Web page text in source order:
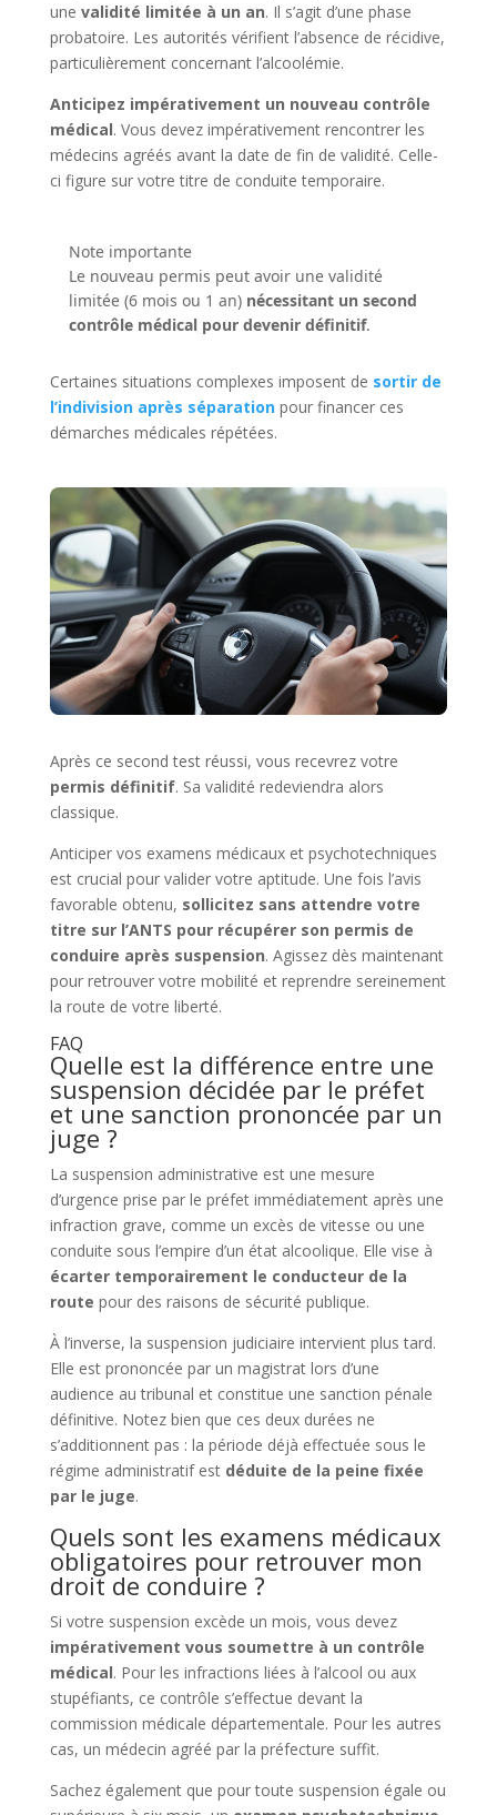
une validité limitée à un an. Il s’agit d’une phase
probatoire. Les autorités vérifient l’absence de récidive,
particulièrement concernant l’alcoolémie.
Anticipez impérativement un nouveau contrôle
médical. Vous devez impérativement rencontrer les
médecins agréés avant la date de fin de validité. Celle-
ci figure sur votre titre de conduite temporaire.
Note importante
Le nouveau permis peut avoir une validité
limitée (6 mois ou 1 an) nécessitant un second
contrôle médical pour devenir définitif.
Certaines situations complexes imposent de sortir de
l’indivision après séparationpour financer ces
démarches médicales répétées.
Après ce second test réussi, vous recevrez votre
permis définitif. Sa validité redeviendra alors
classique.
Anticiper vos examens médicaux et psychotechniques
est crucial pour valider votre aptitude. Une fois l’avis
favorable obtenu, sollicitez sans attendre votre
titre sur l’ANTS pour récupérer son permis de
conduire après suspension. Agissez dès maintenant
pour retrouver votre mobilité et reprendre sereinement
la route de votre liberté.
FAQ
Quelle est la différence entre une
suspension décidée par le préfet
et une sanction prononcée par un
juge ?
La suspension administrative est une mesure
d’urgence prise par le préfet immédiatement après une
infraction grave, comme un excès de vitesse ou une
conduite sous l’empire d’un état alcoolique. Elle vise à
écarter temporairement le conducteur de la
route pour des raisons de sécurité publique.
À l’inverse, la suspension judiciaire intervient plus tard.
Elle est prononcée par un magistrat lors d’une
audience au tribunal et constitue une sanction pénale
définitive. Notez bien que ces deux durées ne
s’additionnent pas : la période déjà effectuée sous le
régime administratif est déduite de la peine fixée
par le juge.
Quels sont les examens médicaux
obligatoires pour retrouver mon
droit de conduire ?
Si votre suspension excède un mois, vous devez
impérativement vous soumettre à un contrôle
médical. Pour les infractions liées à l’alcool ou aux
stupéfiants, ce contrôle s’effectue devant la
commission médicale départementale. Pour les autres
cas, un médecin agréé par la préfecture suffit.
Sachez également que pour toute suspension égale ou